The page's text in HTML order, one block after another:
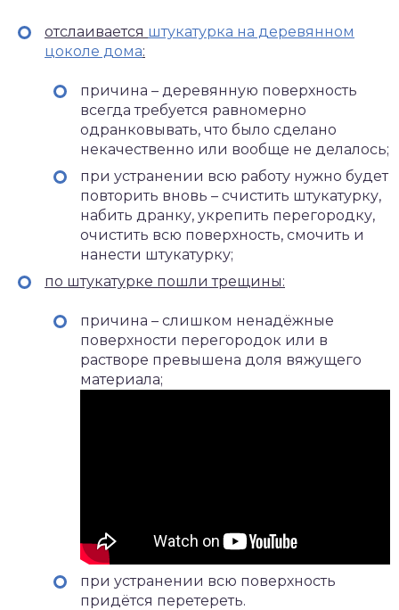
отслаивается штукатурка на деревянном
цоколе дома:
причина – деревянную поверхность
всегда требуется равномерно
одранковывать, что было сделано
некачественно или вообще не делалось;
при устранении всю работу нужно будет
повторить вновь – счистить штукатурку,
набить дранку, укрепить перегородку,
очистить всю поверхность, смочить и
нанести штукатурку;
по штукатурке пошли трещины:
причина – слишком ненадёжные
поверхности перегородок или в
растворе превышена доля вяжущего
материала;
при устранении всю поверхность
придётся перетереть.